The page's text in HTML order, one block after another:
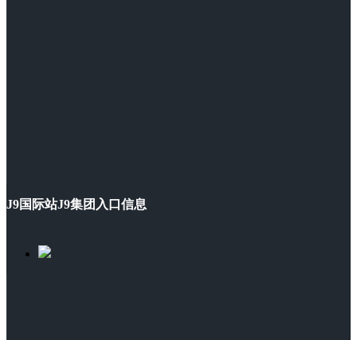
J9国际站J9集团入口信息